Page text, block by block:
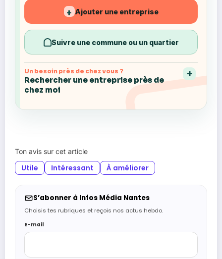
+ Ajouter une entreprise
Suivre une commune ou un quartier
Un besoin près de chez vous ?
Rechercher une entreprise près de
chez moi
Ton avis sur cet article
Utile Intéressant À améliorer
S’abonner à Infos Média Nantes
Choisis tes rubriques et reçois nos actus hebdo.
E-mail